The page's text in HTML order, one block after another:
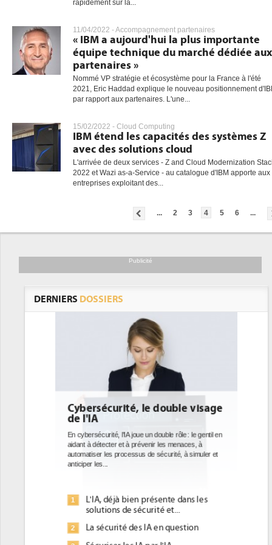
rapidement sur la...
11/04/2022 -Accompagnement partenaires
« IBM a aujourd'hui la plus importante
équipe technique du marché dédiée aux
partenaires »
Nommé VP stratégie et écosystème pour la France à l'été
2021, Eric Haddad explique le nouveau positionnement
par rapport aux partenaires. L'une...
15/02/2022 - Cloud Computing
IBM étend les capacités des systèmes Z
avec des solutions cloud
L'arrivée de deux services - Z and Cloud Modernization
2022 et Wazi as-a-Service - au catalogue d'IBM apporte aux
entreprises exploitant des...
... 2 3 4 5 6 ...
Publicité
DERNIERS DOSSIERS
DEE: l'efficacité énergétique
bientôt une obligation pour les
datacenters
Des datacenters plus durables et plus efficaces, c'est
ce que recherchent les pouvoirs publics européens
avec la mise en oeuvre de la nouvelle Directive sur
1
Qu'est-ce que la DEE (directive
d'efficacité énergétique) ?
2
DEE, une pression administrative